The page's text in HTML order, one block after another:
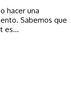
hacer una
Sabemos que
es…